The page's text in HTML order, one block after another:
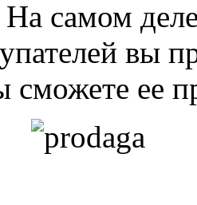
самом
вы
сможете ее